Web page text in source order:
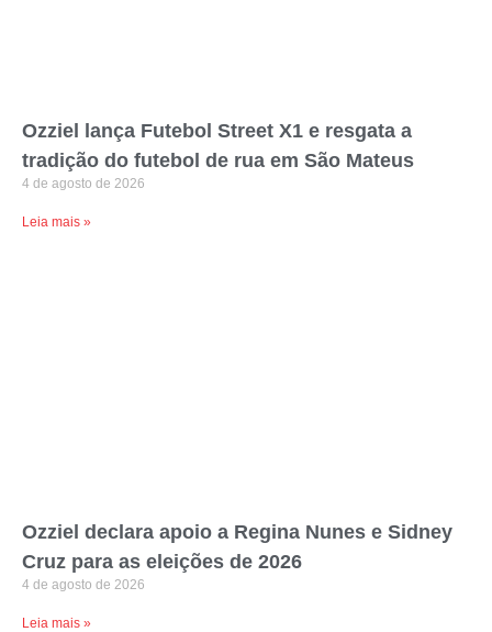
Ozziel lança Futebol Street X1 e resgata a
tradição do futebol de rua em São Mateus
4 de agosto de 2026
Leia mais »
Ozziel declara apoio a Regina Nunes e Sidney
Cruz para as eleições de 2026
4 de agosto de 2026
Leia mais »